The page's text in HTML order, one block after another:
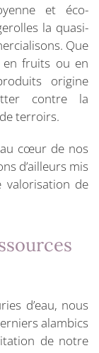
et éco-
la quasi-
Que
en fruits ou en
origine
contre la
terroirs.
cœur de nos
d’ailleurs mis
valorisation de
d’eau, nous
alambics
de notre